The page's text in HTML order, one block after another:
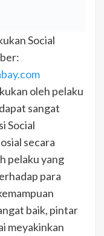
Social
oleh pelaku
sangat
Social
secara
pelaku yang
para
baik, pintar
meyakinkan